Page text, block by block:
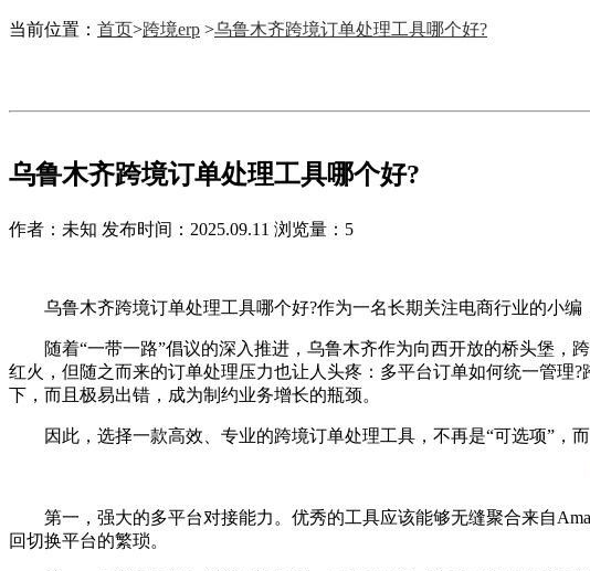
当前位置： 首页>跨境erp >乌鲁木齐跨境订单处理工具哪个好?
乌鲁木齐跨境订单处理工具哪个好?
作者：未知 发布时间：2025.09.11 浏览量：5
乌鲁木齐跨境订单处理工具哪个好?作为一名长期关注电商行业的小编
随着“一带一路”倡议的深入推进，乌鲁木齐作为向西开放的桥头堡，
红火，但随之而来的订单处理压力也让人头疼：多平台订单如何统一管理
下，而且极易出错，成为制约业务增长的瓶颈。
因此，选择一款高效、专业的跨境订单处理工具，不再是“可选项”，而
第一，强大的多平台对接能力。优秀的工具应该能够无缝聚合来自
回切换平台的繁琐。